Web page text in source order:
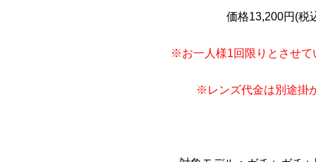
価格13,200円(税
※お一人様1回限りとさせて
※レンズ代金は別途掛